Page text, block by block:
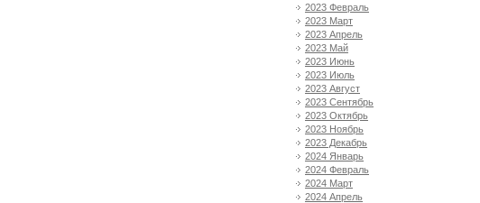
2023 Февраль
2023 Март
2023 Апрель
2023 Май
2023 Июнь
2023 Июль
2023 Август
2023 Сентябрь
2023 Октябрь
2023 Ноябрь
2023 Декабрь
2024 Январь
2024 Февраль
2024 Март
2024 Апрель